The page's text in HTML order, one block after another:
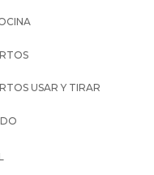
USAR Y TIRAR